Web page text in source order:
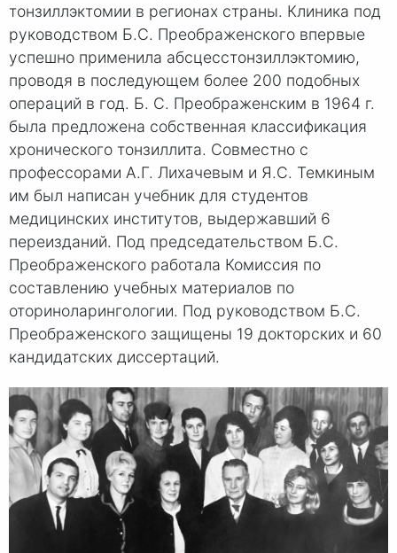
тонзиллэктомии в регионах страны. Клиника под
руководством Б.С. Преображенского впервые
успешно применила абсцесстонзиллэктомию,
проводя в последующем более 200 подобных
операций в год. Б. С. Преображенским в 1964 г.
была предложена собственная классификация
хронического тонзиллита. Совместно с
профессорами А.Г. Лихачевым и Я.С. Темкиным
им был написан учебник для студентов
медицинских институтов, выдержавший 6
переизданий. Под председательством Б.С.
Преображенского работала Комиссия по
составлению учебных материалов по
оториноларингологии. Под руководством Б.С.
Преображенского защищены 19 докторских и 60
кандидатских диссертаций.